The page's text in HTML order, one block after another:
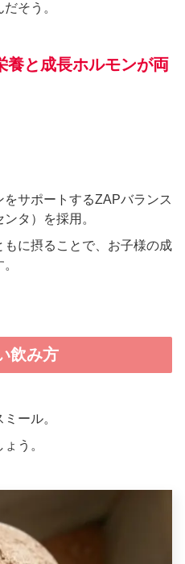
そう。
養と成長ホルモンが両
サポートするZAPバランス
タ）を採用。
に摂ることで、お子様の成
飲み方
ール。
う。